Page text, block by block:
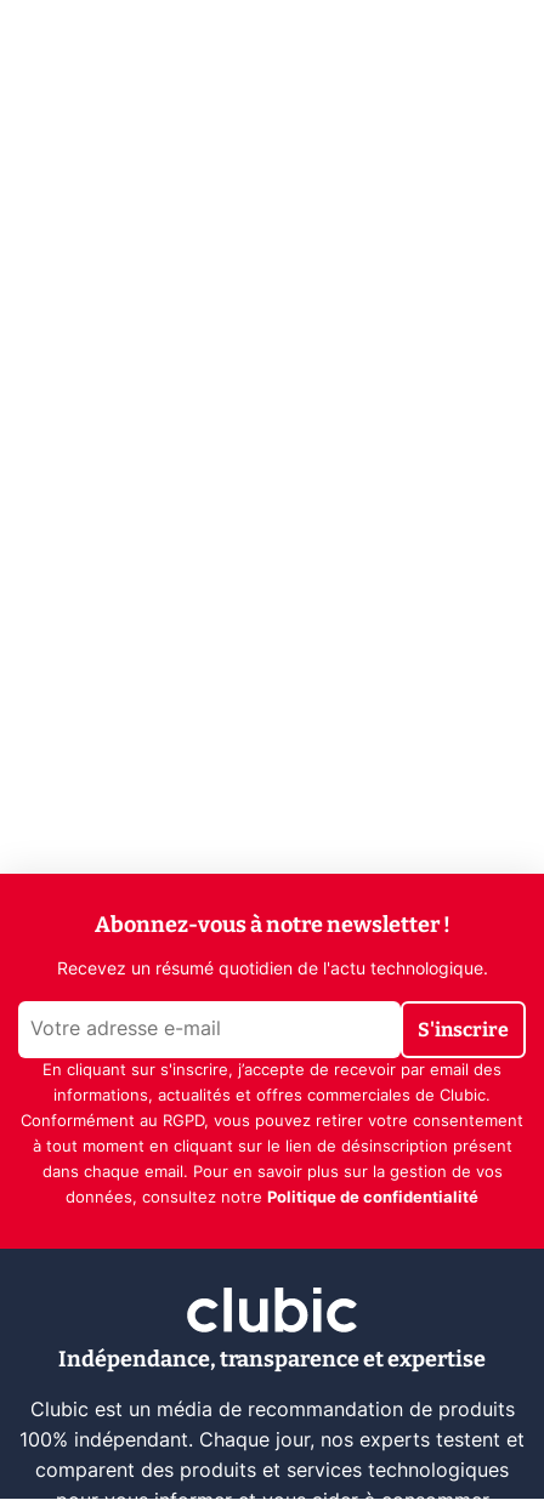
Abonnez-vous à notre newsletter !
Recevez un résumé quotidien de l'actu technologique.
S'inscrire
En cliquant sur s'inscrire, j’accepte de recevoir par email des
informations, actualités et offres commerciales de Clubic.
Conformément au RGPD, vous pouvez retirer votre consentement
à tout moment en cliquant sur le lien de désinscription présent
dans chaque email. Pour en savoir plus sur la gestion de vos
données, consultez notre Politique de confidentialité
Indépendance, transparence et expertise
Clubic est un média de recommandation de produits
100% indépendant. Chaque jour, nos experts testent et
comparent des produits et services technologiques
pour vous informer et vous aider à consommer